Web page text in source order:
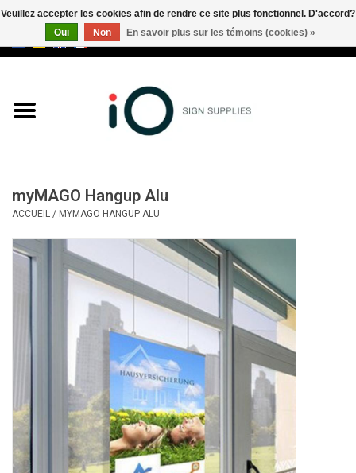
Marques
Appelez-nous au +32 3 353 67
myMAGO Hangup Alu
ACCUEIL / MYMAGO HANGUP ALU
Veuillez accepter les cookies afin de rendre ce site plus fonctionnel. D'accord?
Oui
Non En savoir plus sur les témoins (cookies) »